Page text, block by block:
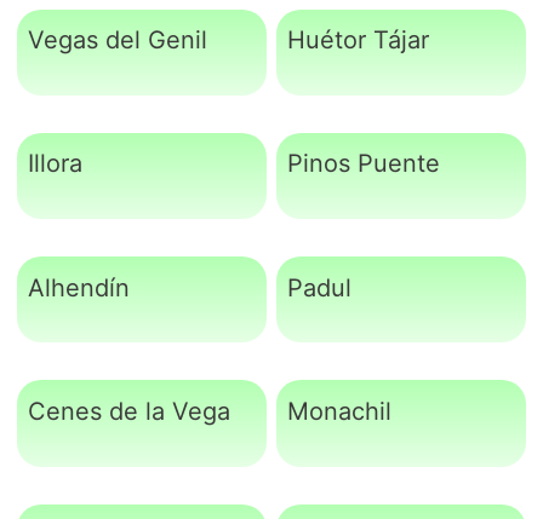
Vegas del Genil Huétor Tájar
Illora Pinos Puente
Alhendín Padul
Cenes de la Vega Monachil